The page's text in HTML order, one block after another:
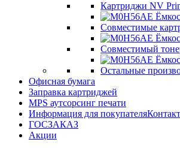
Картриджи NV
Совместимые
Совместимый
Остальные
Офисная бумага
Заправка картриджей
MPS аутсорсинг печати
Информация для покупателя
ГОСЗАКАЗ
Акции